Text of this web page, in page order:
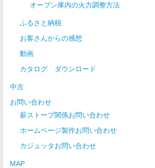
オーブン庫内の火力調整方法
ふるさと納税
お客さんからの感想
動画
カタログ ダウンロード
中古
お問い合わせ
薪ストーブ関係お問い合わせ
ホームページ製作お問い合わせ
カジュッタお問い合わせ
MAP